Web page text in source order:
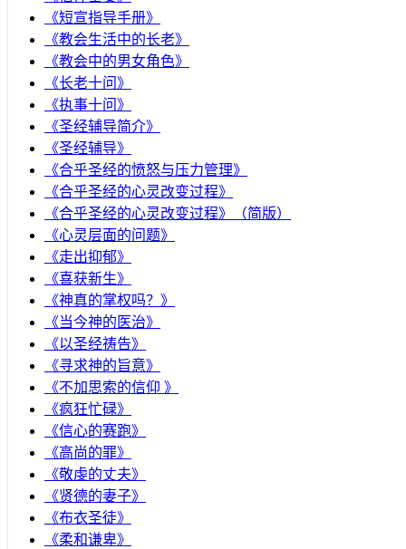
《短宣指导手册》
《教会生活中的长老》
《教会中的男女角色》
《长老十问》
《执事十问》
《圣经辅导简介》
《圣经辅导》
​《合乎圣经的愤怒与压力管理》
《合乎圣经的心灵改变过程》
《合乎圣经的心灵改变过程》（简版）
《心灵层面的问题》
《走出抑郁》
《喜获新生》
《神真的掌权吗？》
《当今神的医治》
《以圣经祷告》
《寻求神的旨意》
《不加思索的信仰 》
《疯狂忙碌》
《信心的赛跑》
《高尚的罪》
《敬虔的丈夫》
《贤德的妻子》
《布衣圣徒》
《柔和谦卑》